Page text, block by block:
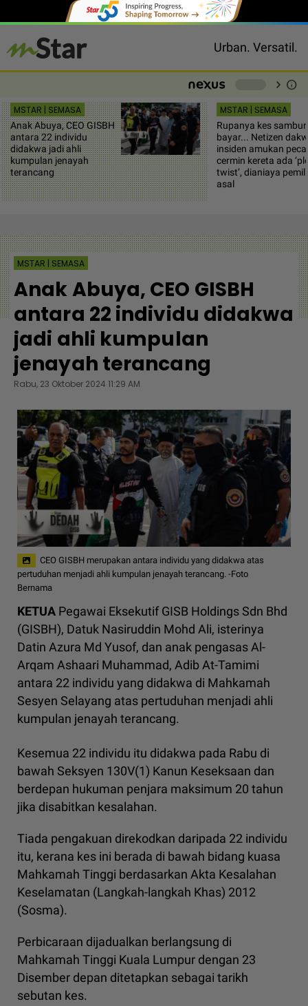
Urban. Versatil.
chevron_right info
MSTAR | SEMASA
Anak Abuya, CEO GISBH
antara 22 individu
didakwa jadi ahli
kumpulan jenayah
terancang
MSTAR | SEMASA
Rupanya kes
bayar... Netizen
insiden amukan
cermin kereta ada
twist’, dianiaya
asal
MSTAR | SEMASA
Anak Abuya, CEO GISBH
antara 22 individu didakwa
jadi ahli kumpulan
jenayah terancang
Rabu, 23 Oktober 2024 11:29 AM
CEO GISBH merupakan antara individu yang didakwa atas
pertuduhan menjadi ahli kumpulan jenayah terancang. -Foto
Bernama
KETUA Pegawai Eksekutif GISB Holdings Sdn Bhd
(GISBH), Datuk Nasiruddin Mohd Ali, isterinya
Datin Azura Md Yusof, dan anak pengasas Al-
Arqam Ashaari Muhammad, Adib At-Tamimi
antara 22 individu yang didakwa di Mahkamah
Sesyen Selayang atas pertuduhan menjadi ahli
kumpulan jenayah terancang.
Kesemua 22 individu itu didakwa pada Rabu di
bawah Seksyen 130V(1) Kanun Keseksaan dan
berdepan hukuman penjara maksimum 20 tahun
jika disabitkan kesalahan.
Tiada pengakuan direkodkan daripada 22 individu
itu, kerana kes ini berada di bawah bidang kuasa
Mahkamah Tinggi berdasarkan Akta Kesalahan
Keselamatan (Langkah-langkah Khas) 2012
(Sosma).
Perbicaraan dijadualkan berlangsung di
Mahkamah Tinggi Kuala Lumpur dengan 23
Disember depan ditetapkan sebagai tarikh
sebutan kes.